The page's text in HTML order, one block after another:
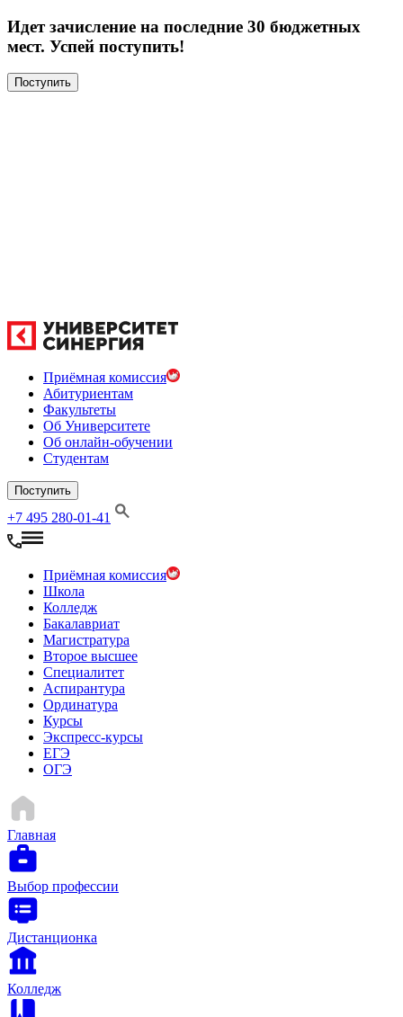
Идет зачисление на последние 30 бюджетных
мест. Успей поступить!
Поступить
Приёмная комиссия
Абитуриентам
Факультеты
Об Университете
Об онлайн-обучении
Студентам
Поступить
+7 495 280-01-41
Приёмная комиссия
Школа
Колледж
Бакалавриат
Магистратура
Второе высшее
Специалитет
Аспирантура
Ординатура
Курсы
Экспресс-курсы
ЕГЭ
ОГЭ
Главная
Выбор профессии
Дистанционка
Колледж